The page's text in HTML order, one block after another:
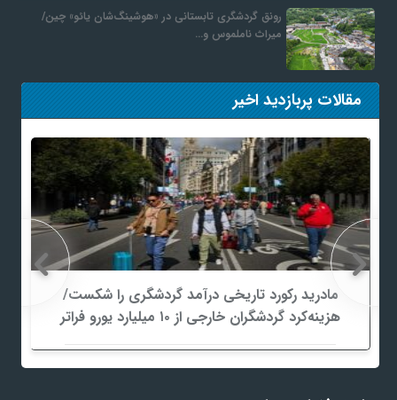
رونق گردشگری تابستانی در «هوشینگ‌شان یائو» چین/
میراث ناملموس و…
مقالات پربازدید اخیر
مادرید رکورد تاریخی درآمد گردشگری را شکست/
هزینه‌کرد گردشگران خارجی از ۱۰ میلیارد یورو فراتر
رفت